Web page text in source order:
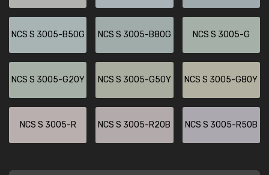
NCS S 3005-B50G NCS S 3005-B80G NCS S 3005-G
NCS S 3005-G20Y NCS S 3005-G50Y NCS S 3005-G80Y
NCS S 3005-R NCS S 3005-R20B NCS S 3005-R50B